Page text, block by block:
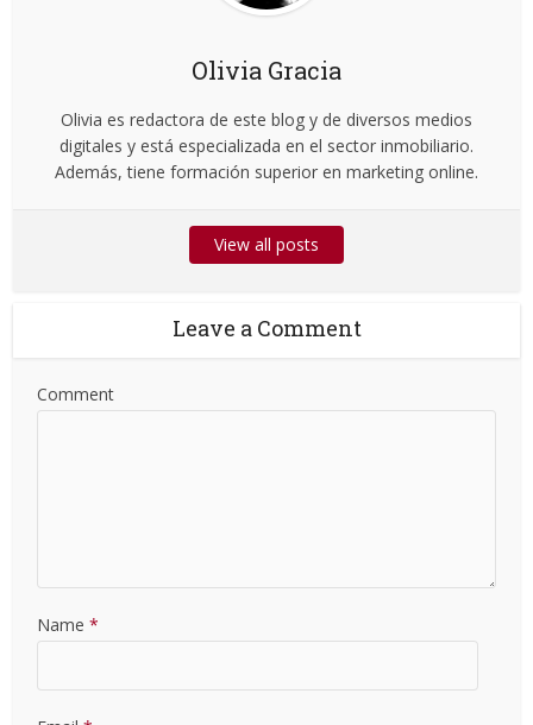
Olivia Gracia
Olivia es redactora de este blog y de diversos medios
digitales y está especializada en el sector inmobiliario.
Además, tiene formación superior en marketing online.
View all posts
Leave a Comment
Comment
Name *